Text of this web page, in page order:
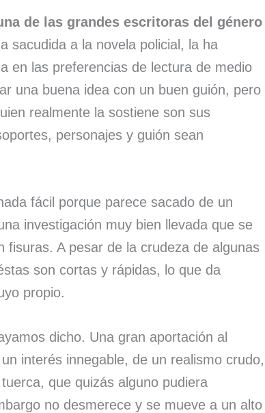
de las grandes escritoras del género
sacudida a la novela policial, la ha
en las preferencias de lectura de medio
una buena idea con un buen guión, pero
realmente la sostiene son sus
personajes y guión sean
fácil porque parece sacado de un
investigación muy bien llevada que se
fisuras. A pesar de la crudeza de algunas
son cortas y rápidas, lo que da
propio.
dicho. Una gran aportación al
interés innegable, de un realismo crudo,
que quizás alguno pudiera
no desmerece y se mueve a un alto